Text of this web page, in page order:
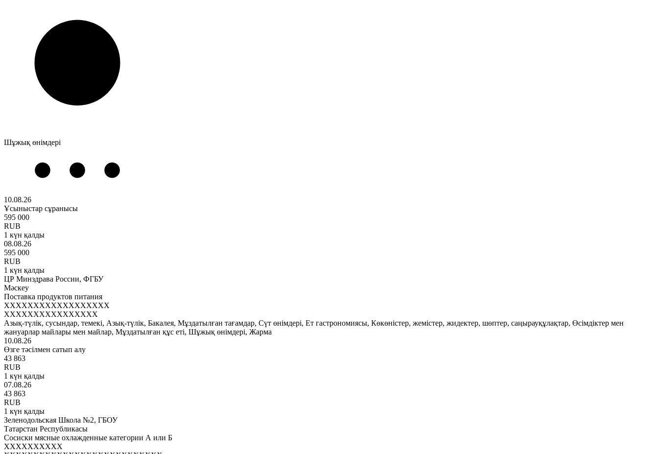
Шұжық өнімдері
10.08.26
Ұсыныстар сұранысы
595 000
RUB
1 күн қалды
08.08.26
595 000
RUB
1 күн қалды
ЦР Минздрава России, ФГБУ
Мәскеу
Поставка продуктов питания
XXXXXXXXXXXXXXXXXX
XXXXXXXXXXXXXXXX
Азық-түлік, сусындар, темекі, Азық-түлік, Бакалея, Мұздатылған тағамдар, Сүт өнімдері, Ет гастрономиясы, Көкөністер, жемістер, жидектер, шөптер, саңырауқұлақтар, Өсімдіктер мен
жануарлар майлары мен майлар, Мұздатылған құс еті, Шұжық өнімдері, Жарма
10.08.26
Өзге тәсілмен сатып алу
43 863
RUB
1 күн қалды
07.08.26
43 863
RUB
1 күн қалды
Зеленодольская Школа №2, ГБОУ
Татарстан Республикасы
Сосиски мясные охлажденные категории А или Б
XXXXXXXXXX